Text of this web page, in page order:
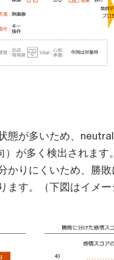
態が多いため、
が多く検出されます。
かりにくいため、勝敗
ます。（下図はイメー